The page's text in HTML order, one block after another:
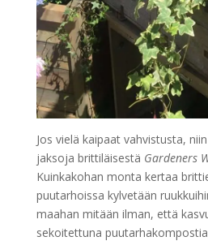
Jos vielä kaipaat vahvistusta,
jaksoja brittiläisestä Gardeners
Kuinkakohan monta kertaa
puutarhoissa kylvetään
maahan mitään ilman, että
sekoitettuna